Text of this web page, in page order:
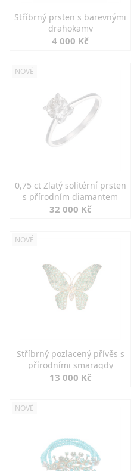
Stříbrný prsten s barevnými
drahokamy
4 000 Kč
NOVÉ
0,75 ct Zlatý solitérní prsten
s přírodním diamantem
32 000 Kč
NOVÉ
Stříbrný pozlacený přívěs s
přírodními smaragdy
13 000 Kč
NOVÉ